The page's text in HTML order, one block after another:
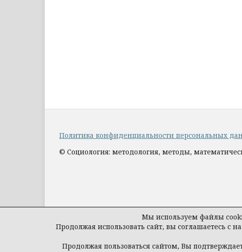
Политика конфиденциальности персональных
© Социология: методология, методы,
Мы используем файлы
Продолжая использовать сайт, вы соглашаетесь
Продолжая пользоваться сайтом, Вы